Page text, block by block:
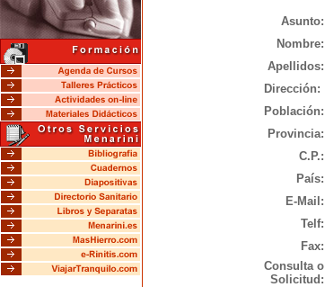
Asunto:
Nombre:
Apellidos:
Dirección:
Población:
Provincia:
C.P.:
País:
E-Mail:
Telf:
Fax:
Consulta o
Solicitud: